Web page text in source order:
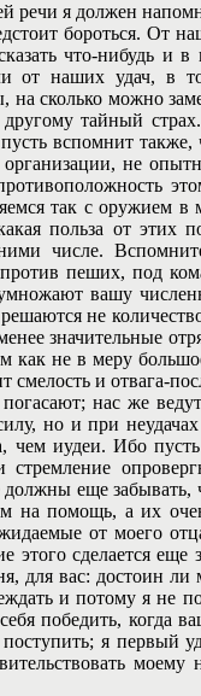
речи я должен
бороться. От
что-нибудь и
от наших удач, в
на сколько можно
тайный
вспомнит
не
так с оружием в
польза от этих
числе.
пеших, под
вашу
не
значительные
как не в меру
смелость и отвага-
нас же
но и при
чем иудеи. Ибо
еще забывать,
на помощь, а их
от моего
этого сделается
для вас: достоин
и потому я не
победить, когда
я первый